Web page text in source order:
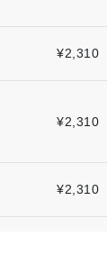
¥2,310
¥2,310
¥2,310